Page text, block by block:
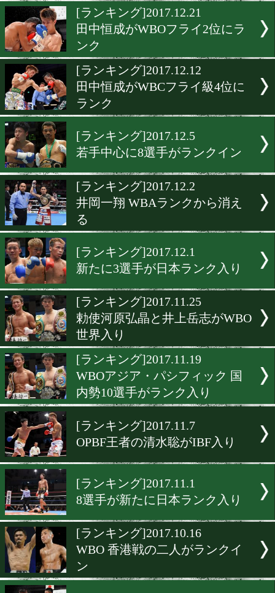
ンピオン達に期待!
[ランキング]2018.1.3
WBO-AP新たに日本4選手
に
[ランキング]2018.1.2
統一王者の田口良一が
MVP
[ランキング]2017.12.21
田中恒成がWBOフライ2位
[ランキング]2017.12.12
田中恒成がWBCフライ級4
ランク
[ランキング]2017.12.5
若手中心に8選手がランク
[ランキング]2017.12.2
井岡一翔 WBAランクから
る
[ランキング]2017.12.1
新たに3選手が日本ランク
[ランキング]2017.11.25
勅使河原弘晶と井上岳志が